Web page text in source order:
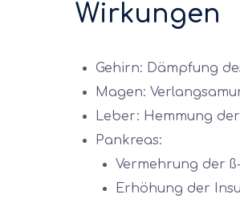
Wirkungen
Gehirn: Dämpfung
Magen:
Leber: Hemmung
Pankreas:
Vermehrung der
Erhöhung der